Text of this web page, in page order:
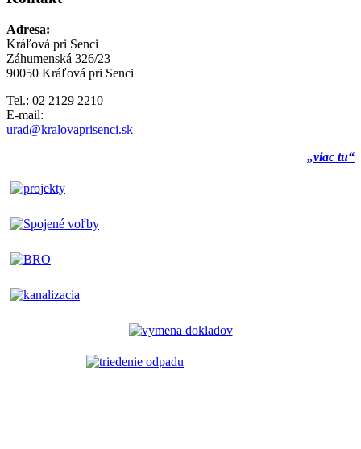
Adresa:
Kráľová pri Senci
Záhumenská 326/23
90050 Kráľová pri Senci
Tel.: 02 2129 2210
E-mail:
urad@kralovaprisenci.sk
„viac tu“